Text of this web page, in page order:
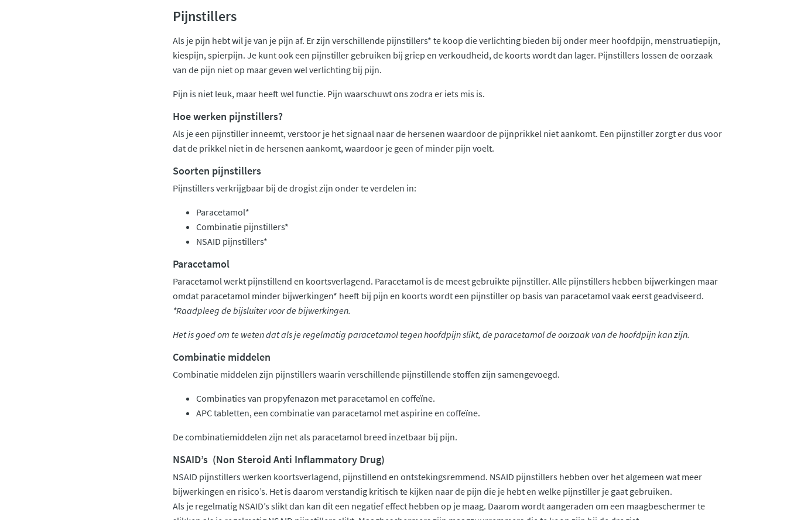
Pijnstillers
Als je pijn hebt wil je van je pijn af. Er zijn verschillende pijnstillers* te koop die verlichting bieden bij onder meer hoofdpijn, menstruatiepijn,
kiespijn, spierpijn. Je kunt ook een pijnstiller gebruiken bij griep en verkoudheid, de koorts wordt dan lager. Pijnstillers lossen de oorzaak
van de pijn niet op maar geven wel verlichting bij pijn.
Pijn is niet leuk, maar heeft wel functie. Pijn waarschuwt ons zodra er iets mis is.
Hoe werken pijnstillers?
Als je een pijnstiller inneemt, verstoor je het signaal naar de hersenen waardoor de pijnprikkel niet aankomt. Een pijnstiller zorgt er dus voor
dat de prikkel niet in de hersenen aankomt, waardoor je geen of minder pijn voelt.
Soorten pijnstillers
Pijnstillers verkrijgbaar bij de drogist zijn onder te verdelen in:
Paracetamol*
Combinatie pijnstillers*
NSAID pijnstillers*
Paracetamol
Paracetamol werkt pijnstillend en koortsverlagend. Paracetamol is de meest gebruikte pijnstiller. Alle pijnstillers hebben bijwerkingen maar
omdat paracetamol minder bijwerkingen* heeft bij pijn en koorts wordt een pijnstiller op basis van paracetamol vaak eerst geadviseerd.
*Raadpleeg de bijsluiter voor de bijwerkingen.
Het is goed om te weten dat als je regelmatig paracetamol tegen hoofdpijn slikt, de paracetamol de oorzaak van de hoofdpijn kan zijn.
Combinatie middelen
Combinatie middelen zijn pijnstillers waarin verschillende pijnstillende stoffen zijn samengevoegd.
Combinaties van propyfenazon met paracetamol en coffeïne.
APC tabletten, een combinatie van paracetamol met aspirine en coffeïne.
De combinatiemiddelen zijn net als paracetamol breed inzetbaar bij pijn.
NSAID’s (Non Steroid Anti Inflammatory Drug)
NSAID pijnstillers werken koortsverlagend, pijnstillend en ontstekingsremmend. NSAID pijnstillers hebben over het algemeen wat meer
bijwerkingen en risico’s. Het is daarom verstandig kritisch te kijken naar de pijn die je hebt en welke pijnstiller je gaat gebruiken.
Als je regelmatig NSAID’s slikt dan kan dit een negatief effect hebben op je maag. Daarom wordt aangeraden om een maagbeschermer te